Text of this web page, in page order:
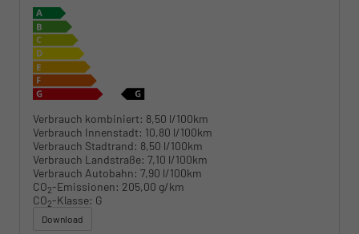
Verbrauch kombiniert: 8,50 l/100km
Verbrauch Innenstadt: 10,80 l/100km
Verbrauch Stadtrand: 8,50 l/100km
Verbrauch Landstraße: 7,10 l/100km
Verbrauch Autobahn: 7,90 l/100km
CO2-Emissionen: 205,00 g/km
CO2-Klasse: G
Download